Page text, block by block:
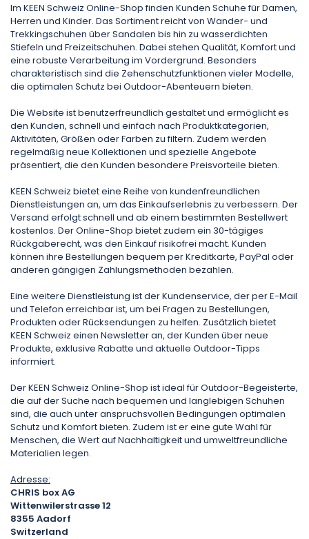
Im KEEN Schweiz Online-Shop finden Kunden Schuhe für Damen,
Herren und Kinder. Das Sortiment reicht von Wander- und
Trekkingschuhen über Sandalen bis hin zu wasserdichten
Stiefeln und Freizeitschuhen. Dabei stehen Qualität, Komfort und
eine robuste Verarbeitung im Vordergrund. Besonders
charakteristisch sind die Zehenschutzfunktionen vieler Modelle,
die optimalen Schutz bei Outdoor-Abenteuern bieten.
Die Website ist benutzerfreundlich gestaltet und ermöglicht es
den Kunden, schnell und einfach nach Produktkategorien,
Aktivitäten, Größen oder Farben zu filtern. Zudem werden
regelmäßig neue Kollektionen und spezielle Angebote
präsentiert, die den Kunden besondere Preisvorteile bieten.
KEEN Schweiz bietet eine Reihe von kundenfreundlichen
Dienstleistungen an, um das Einkaufserlebnis zu verbessern. Der
Versand erfolgt schnell und ab einem bestimmten Bestellwert
kostenlos. Der Online-Shop bietet zudem ein 30-tägiges
Rückgaberecht, was den Einkauf risikofrei macht. Kunden
können ihre Bestellungen bequem per Kreditkarte, PayPal oder
anderen gängigen Zahlungsmethoden bezahlen.
Eine weitere Dienstleistung ist der Kundenservice, der per E-Mail
und Telefon erreichbar ist, um bei Fragen zu Bestellungen,
Produkten oder Rücksendungen zu helfen. Zusätzlich bietet
KEEN Schweiz einen Newsletter an, der Kunden über neue
Produkte, exklusive Rabatte und aktuelle Outdoor-Tipps
informiert.
Der KEEN Schweiz Online-Shop ist ideal für Outdoor-Begeisterte,
die auf der Suche nach bequemen und langlebigen Schuhen
sind, die auch unter anspruchsvollen Bedingungen optimalen
Schutz und Komfort bieten. Zudem ist er eine gute Wahl für
Menschen, die Wert auf Nachhaltigkeit und umweltfreundliche
Materialien legen.
Adresse:
CHRIS box AG
Wittenwilerstrasse 12
8355 Aadorf
Switzerland